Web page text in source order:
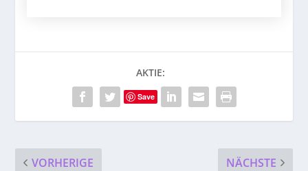
AKTIE:
Save
VORHERIGE NÄCHSTE